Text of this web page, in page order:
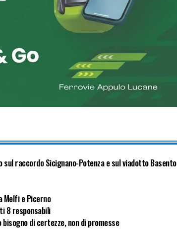
raccordo Sicignano-Potenza e sul viadotto Basento
Melfi e Picerno
8 responsabili
di certezze, non di promesse